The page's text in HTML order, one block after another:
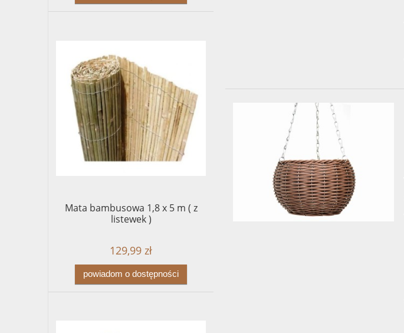
Mata bambusowa 1,8 x 5 m ( z
listewek )
129,99 zł
powiadom o dostępności